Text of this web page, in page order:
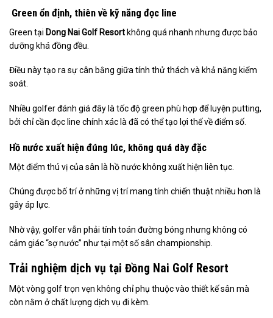
Green ổn định, thiên về kỹ năng đọc line
Green tại Dong Nai Golf Resort không quá nhanh nhưng được bảo
dưỡng khá đồng đều.
Điều này tạo ra sự cân bằng giữa tính thử thách và khả năng kiểm
soát.
Nhiều golfer đánh giá đây là tốc độ green phù hợp để luyện putting,
bởi chỉ cần đọc line chính xác là đã có thể tạo lợi thế về điểm số.
Hồ nước xuất hiện đúng lúc, không quá dày đặc
Một điểm thú vị của sân là hồ nước không xuất hiện liên tục.
Chúng được bố trí ở những vị trí mang tính chiến thuật nhiều hơn là
gây áp lực.
Nhờ vậy, golfer vẫn phải tính toán đường bóng nhưng không có
cảm giác “sợ nước” như tại một số sân championship.
Trải nghiệm dịch vụ tại Đồng Nai Golf Resort
Một vòng golf trọn vẹn không chỉ phụ thuộc vào thiết kế sân mà
còn nằm ở chất lượng dịch vụ đi kèm.